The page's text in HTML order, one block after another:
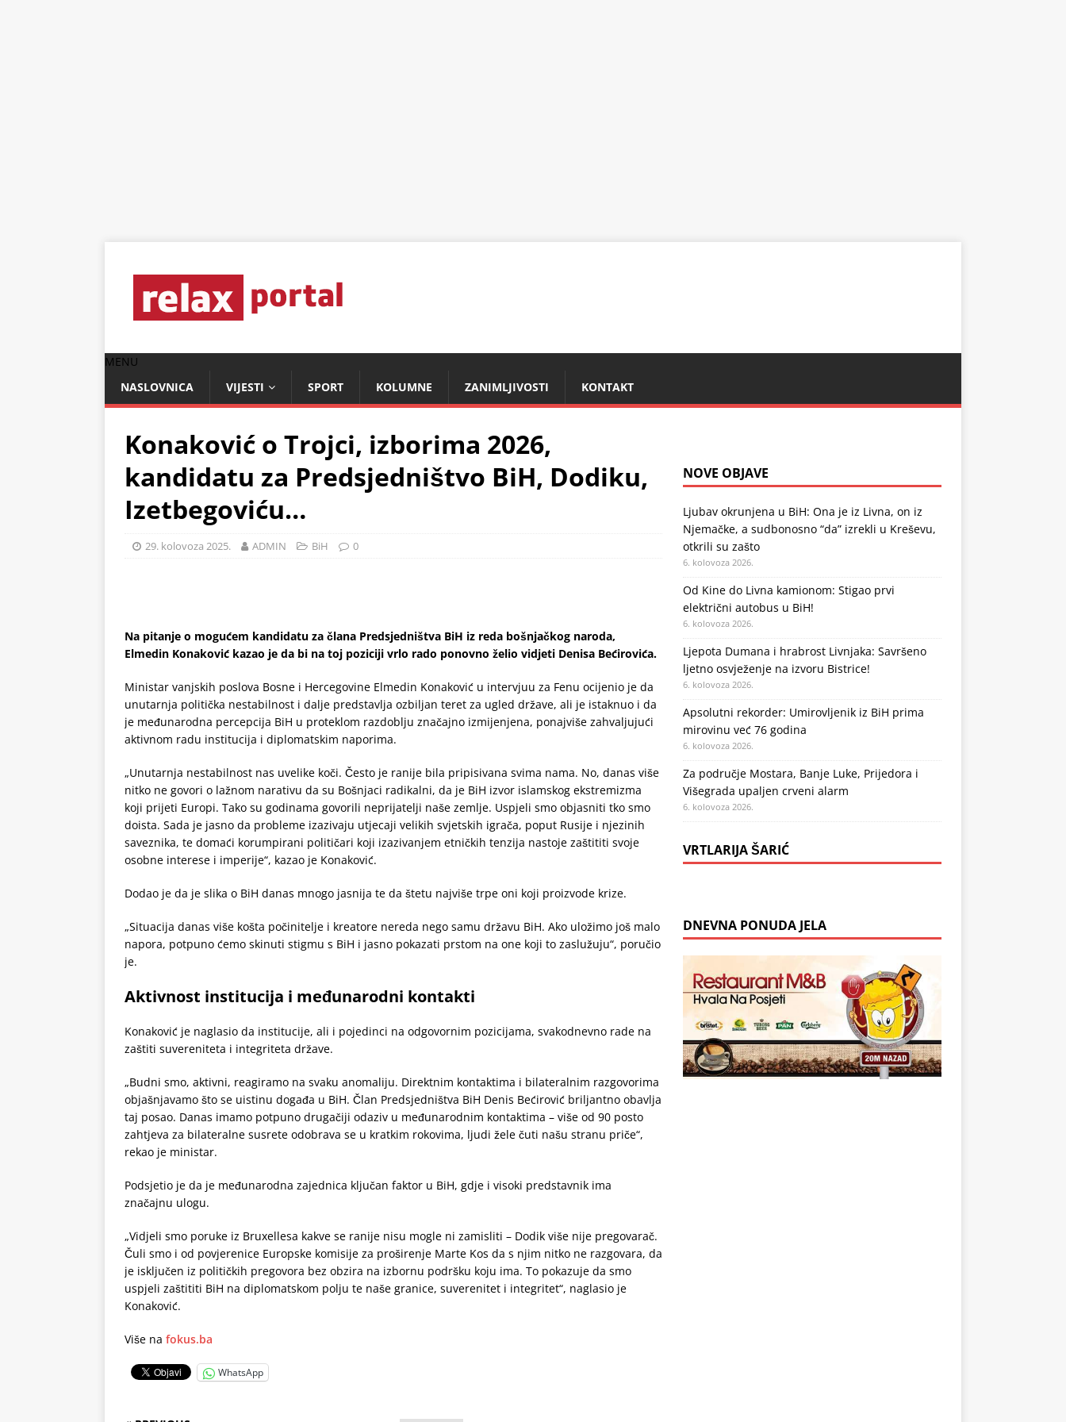
MENU
NASLOVNICA
VIJESTI SPORT KOLUMNE ZANIMLJIVOSTI KONTAKT
Konaković o Trojci, izborima 2026,
kandidatu za Predsjedništvo BiH, Dodiku,
Izetbegoviću…
29. kolovoza 2025. ADMIN BiH 0
Na pitanje o mogućem kandidatu za člana Predsjedništva BiH iz reda bošnjačkog naroda,
Elmedin Konaković kazao je da bi na toj poziciji vrlo rado ponovno želio vidjeti Denisa Bećirovića.
Ministar vanjskih poslova Bosne i Hercegovine Elmedin Konaković u intervjuu za Fenu ocijenio je da
unutarnja politička nestabilnost i dalje predstavlja ozbiljan teret za ugled države, ali je istaknuo i da
je međunarodna percepcija BiH u proteklom razdoblju značajno izmijenjena, ponajviše zahvaljujući
aktivnom radu institucija i diplomatskim naporima.
„Unutarnja nestabilnost nas uvelike koči. Često je ranije bila pripisivana svima nama. No, danas više
nitko ne govori o lažnom narativu da su Bošnjaci radikalni, da je BiH izvor islamskog ekstremizma
koji prijeti Europi. Tako su godinama govorili neprijatelji naše zemlje. Uspjeli smo objasniti tko smo
doista. Sada je jasno da probleme izazivaju utjecaji velikih svjetskih igrača, poput Rusije i njezinih
saveznika, te domaći korumpirani političari koji izazivanjem etničkih tenzija nastoje zaštititi svoje
osobne interese i imperije“, kazao je Konaković.
Dodao je da je slika o BiH danas mnogo jasnija te da štetu najviše trpe oni koji proizvode krize.
„Situacija danas više košta počinitelje i kreatore nereda nego samu državu BiH. Ako uložimo još malo
napora, potpuno ćemo skinuti stigmu s BiH i jasno pokazati prstom na one koji to zaslužuju“, poručio
je.
Aktivnost institucija i međunarodni kontakti
Konaković je naglasio da institucije, ali i pojedinci na odgovornim pozicijama, svakodnevno rade na
zaštiti suvereniteta i integriteta države.
„Budni smo, aktivni, reagiramo na svaku anomaliju. Direktnim kontaktima i bilateralnim razgovorima
objašnjavamo što se uistinu događa u BiH. Član Predsjedništva BiH Denis Bećirović briljantno obavlja
taj posao. Danas imamo potpuno drugačiji odaziv u međunarodnim kontaktima – više od 90 posto
zahtjeva za bilateralne susrete odobrava se u kratkim rokovima, ljudi žele čuti našu stranu priče“,
rekao je ministar.
Podsjetio je da je međunarodna zajednica ključan faktor u BiH, gdje i visoki predstavnik ima
značajnu ulogu.
„Vidjeli smo poruke iz Bruxellesa kakve se ranije nisu mogle ni zamisliti – Dodik više nije pregovarač.
Čuli smo i od povjerenice Europske komisije za proširenje Marte Kos da s njim nitko ne razgovara, da
je isključen iz političkih pregovora bez obzira na izbornu podršku koju ima. To pokazuje da smo
uspjeli zaštititi BiH na diplomatskom polju te naše granice, suverenitet i integritet“, naglasio je
Konaković.
Više na fokus.ba
WhatsApp
NOVE OBJAVE
Ljubav okrunjena u BiH: Ona je iz Livna, on iz
Njemačke, a sudbonosno “da” izrekli u Kreševu,
otkrili su zašto
6. kolovoza 2026.
Od Kine do Livna kamionom: Stigao prvi
električni autobus u BiH!
6. kolovoza 2026.
Ljepota Dumana i hrabrost Livnjaka: Savršeno
ljetno osvježenje na izvoru Bistrice!
6. kolovoza 2026.
Apsolutni rekorder: Umirovljenik iz BiH prima
mirovinu već 76 godina
6. kolovoza 2026.
Za područje Mostara, Banje Luke, Prijedora i
Višegrada upaljen crveni alarm
6. kolovoza 2026.
VRTLARIJA ŠARIĆ
DNEVNA PONUDA JELA